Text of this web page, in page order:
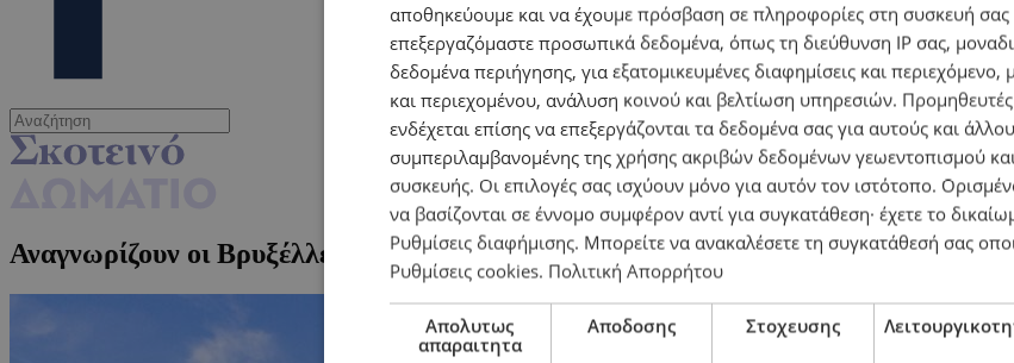
Αναγνωρίζουν οι Βρυξέλλες
αποθηκεύουμε και να έχουμε πρόσβαση σε πληροφορίες στη συσκευή σας
επεξεργαζόμαστε προσωπικά δεδομένα, όπως τη διεύθυνση IP σας,
δεδομένα περιήγησης, για εξατομικευμένες διαφημίσεις και
και περιεχομένου, ανάλυση κοινού και βελτίωση υπηρεσιών.
ενδέχεται επίσης να επεξεργάζονται τα δεδομένα σας για αυτούς και
συμπεριλαμβανομένης της χρήσης ακριβών δεδομένων γεωεντοπισμού
συσκευής. Οι επιλογές σας ισχύουν μόνο για αυτόν τον ιστότοπο.
να βασίζονται σε έννομο συμφέρον αντί για συγκατάθεση· έχετε το
Ρυθμίσεις διαφήμισης. Μπορείτε να ανακαλέσετε τη συγκατάθεσή σας
Ρυθμίσεις cookies. Πολιτική Απορρήτου
Απολυτως
απαραιτητα
Αποδοσης Στοχευσης